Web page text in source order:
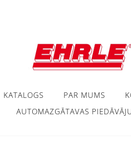
KATALOGS PAR MUMS
AUTOMAZGĀTAVAS